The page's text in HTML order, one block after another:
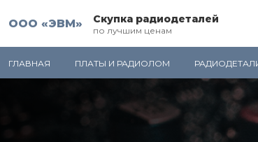
ООО «ЭВМ» Скупка радиодеталей
по лучшим ценам
ГЛАВНАЯ ПЛАТЫ И РАДИОЛОМ